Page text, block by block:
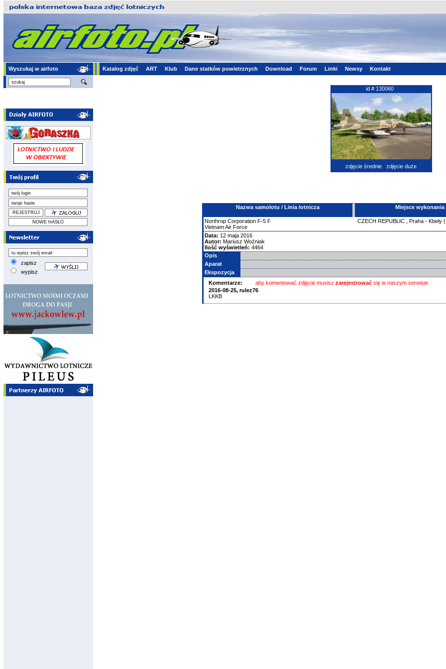
Wyszukaj w airfoto Katalog zdjęć ART Klub Dane statków powietrznych Download Forum Linki Newsy Kontakt
zapisz
wypisz
id # 130060
zdjęcie średnie zdjęcie duże
Nazwa samolotu / Linia lotnicza Miejsce wykonania
Northrop Corporation F-5 F
Vietnam Air Force
CZECH REPUBLIC, Praha - Kbely
Data: 12 maja 2016
Autor: Mariusz Woźniak
Ilość wyświetleń: 4464
Opis
Aparat
Ekspozycja
Komentarze:
aby komentować zdjęcie musisz zarejestrowaćsię w naszym serwisie
2016-08-25, rulez76
LKKB